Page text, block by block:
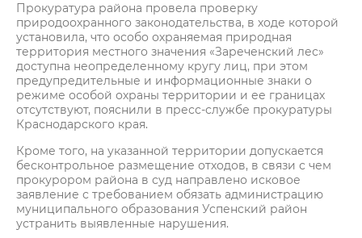
Прокуратура района провела проверку
природоохранного законодательства, в ходе которой
установила, что особо охраняемая природная
территория местного значения «Зареченский лес»
доступна неопределенному кругу лиц, при этом
предупредительные и информационные знаки о
режиме особой охраны территории и ее границах
отсутствуют, пояснили в пресс-службе прокуратуры
Краснодарского края.
Кроме того, на указанной территории допускается
бесконтрольное размещение отходов, в связи с чем
прокурором района в суд направлено исковое
заявление с требованием обязать администрацию
муниципального образования Успенский район
устранить выявленные нарушения.